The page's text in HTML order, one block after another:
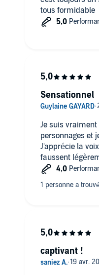
tous formidable
Je suis
personnages et
J'apprécie la
faussent
Sensationnel
captivant !